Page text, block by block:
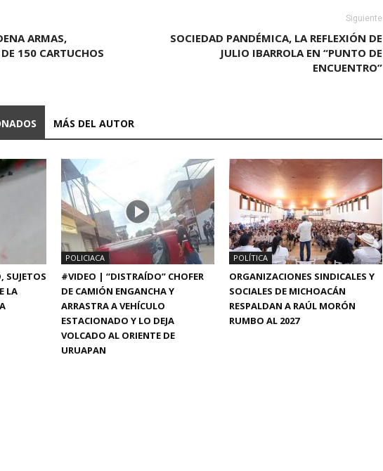
ARMAS,
150 CARTUCHOS
Siguiente
SOCIEDAD PANDÉMICA, LA REFLEXIÓN DE
JULIO IBARROLA EN “PUNTO DE
ENCUENTRO”
MÁS DEL AUTOR
SUJETOS
LA
POLICIACA
#VIDEO | “DISTRAÍDO” CHOFER
DE CAMIÓN ENGANCHA Y
ARRASTRA A VEHÍCULO
ESTACIONADO Y LO DEJA
VOLCADO AL ORIENTE DE
URUAPAN
POLÍTICA
ORGANIZACIONES SINDICALES Y
SOCIALES DE MICHOACÁN
RESPALDAN A RAÚL MORÓN
RUMBO AL 2027